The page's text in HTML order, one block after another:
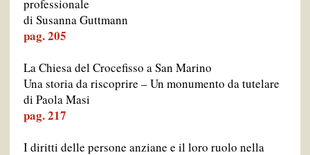
professionale
di Susanna Guttmann
pag. 205
La Chiesa del Crocefisso a San Marino
Una storia da riscoprire – Un monumento da tutelare
di Paola Masi
pag. 217
I diritti delle persone anziane e il loro ruolo nella